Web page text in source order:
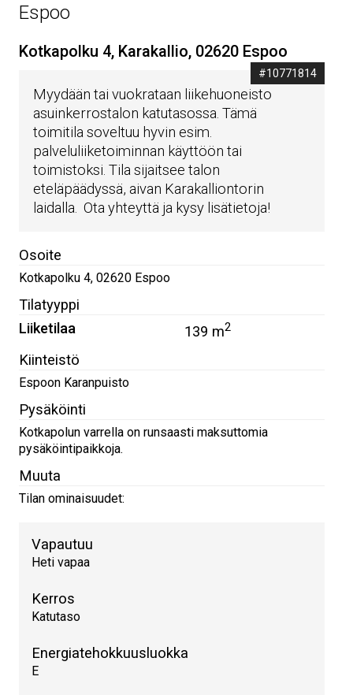
Espoo
Kotkapolku 4, Karakallio, 02620 Espoo
#10771814
Myydään tai vuokrataan liikehuoneisto
asuinkerrostalon katutasossa. Tämä
toimitila soveltuu hyvin esim.
palveluliiketoiminnan käyttöön tai
toimistoksi. Tila sijaitsee talon
eteläpäädyssä, aivan Karakalliontorin
laidalla. Ota yhteyttä ja kysy lisätietoja!
Osoite
Kotkapolku 4, 02620 Espoo
Tilatyyppi
Liiketilaa
139 m2
Kiinteistö
Espoon Karanpuisto
Pysäköinti
Kotkapolun varrella on runsaasti maksuttomia
pysäköintipaikkoja.
Muuta
Tilan ominaisuudet:
Vapautuu
Heti vapaa
Kerros
Katutaso
Energiatehokkuusluokka
E